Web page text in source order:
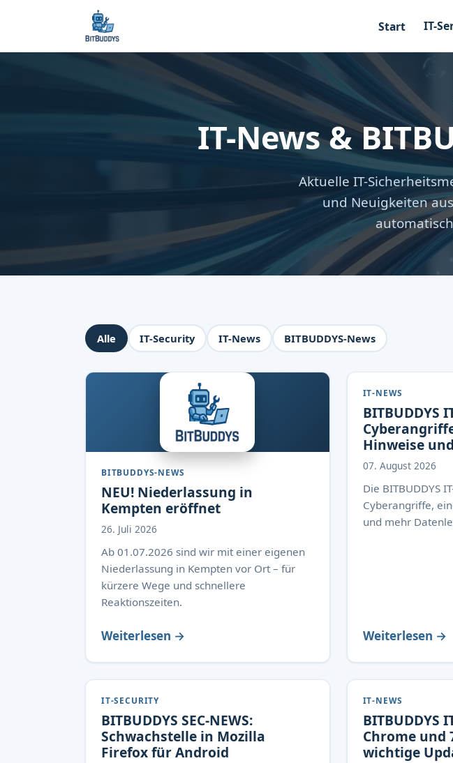
Start IT-
IT-News &
Aktuelle IT-
und Neuigkeiten
Alle IT-Security IT-News BITBUDDYS-News
BITBUDDYS-NEWS
NEU! Niederlassung in
Kempten eröffnet
26. Juli 2026
Ab 01.07.2026 sind wir mit einer eigenen
Niederlassung in Kempten vor Ort – für
kürzere Wege und schnellere
Reaktionszeiten.
Weiterlesen →
IT-NEWS
BITBUDDYS
Hinweise
07. August 2026
Die BITBUDDYS
Cyberangriffe,
und mehr
Weiterlesen →
IT-SECURITY
BITBUDDYS SEC-NEWS:
Schwachstelle in Mozilla
Firefox für Android
IT-NEWS
BITBUDDYS
Chrome und
wichtige